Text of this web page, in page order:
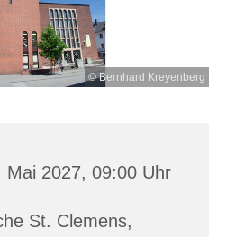
© Bernhard Kreyenberg
Mai 2027, 09:00 Uhr
St. Clemens,